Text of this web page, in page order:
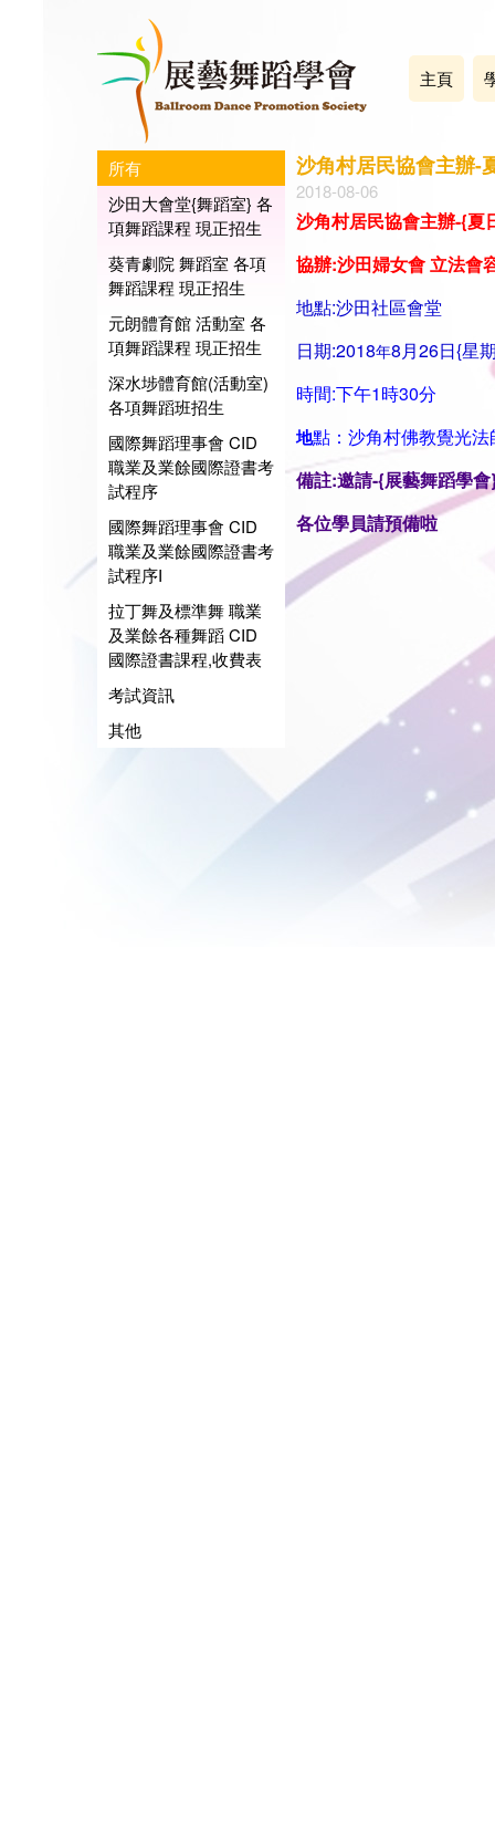
主頁
所有
沙田大會堂{舞蹈室} 各
項舞蹈課程 現正招生
葵青劇院 舞蹈室 各項
舞蹈課程 現正招生
元朗體育館 活動室 各
項舞蹈課程 現正招生
深水埗體育館(活動室)
各項舞蹈班招生
國際舞蹈理事會 CID
職業及業餘國際證書考
試程序
國際舞蹈理事會 CID
職業及業餘國際證書考
試程序I
拉丁舞及標準舞 職業
及業餘各種舞蹈 CID
國際證書課程,收費表
考試資訊
其他
沙角村居民協會主辦-
2018-08-06
沙角村居民協會主辦-{夏
協辦:沙田婦女會 立法會
地點:沙田社區會堂
日期:2018年8月26日{星
時間:下午1時30分
地點：沙角村佛教覺光法
備註:邀請-{展藝舞蹈學
各位學員請預備啦